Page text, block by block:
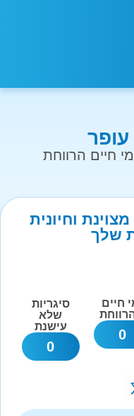
חיים הרווחת
וחיונית
שלך
חיים
0
סיגריות
שלא
עישנת
0